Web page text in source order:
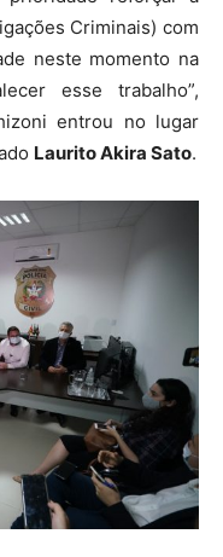
Criminais) com
neste momento na
esse trabalho”,
entrou no lugar
Laurito Akira Sato.